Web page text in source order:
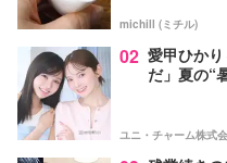
michill (ミチル)
02 愛甲ひか
だ」夏の“
ユニ・チャーム株式